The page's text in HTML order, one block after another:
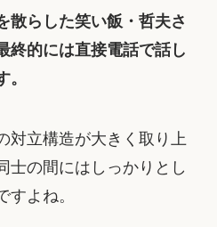
散らした笑い飯・哲夫さ
終的には直接電話で話し
対立構造が大きく取り上
士の間にはしっかりとし
すよね。